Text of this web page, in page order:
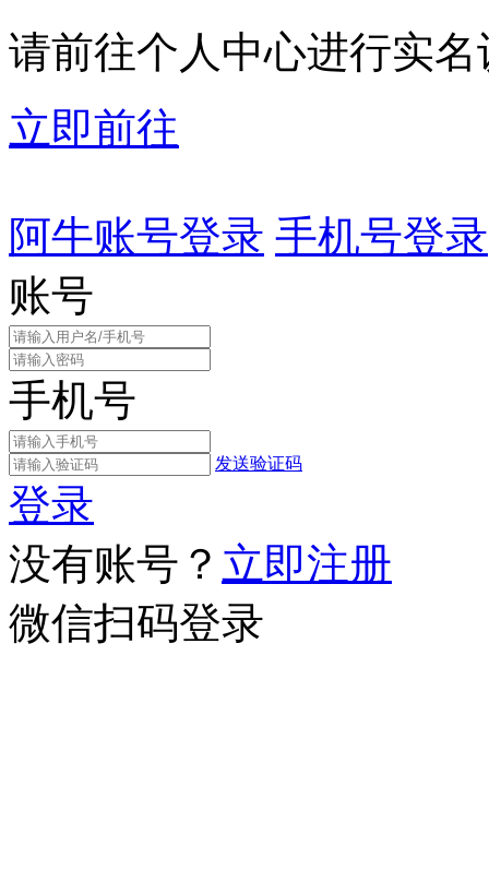
请前往个人中心进行实名
立即前往
阿牛账号登录 手机号登录
账号
手机号
发送验证码
登录
没有账号？ 立即注册
微信扫码登录